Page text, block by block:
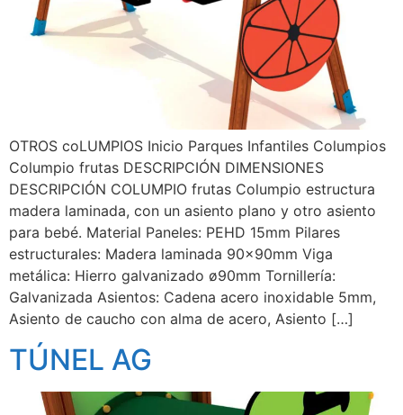
OTROS coLUMPIOS Inicio Parques Infantiles Columpios
Columpio frutas DESCRIPCIÓN DIMENSIONES
DESCRIPCIÓN COLUMPIO frutas Columpio estructura
madera laminada, con un asiento plano y otro asiento
para bebé. Material Paneles: PEHD 15mm Pilares
estructurales: Madera laminada 90x90mm Viga
metálica: Hierro galvanizado ø90mm Tornillería:
Galvanizada Asientos: Cadena acero inoxidable 5mm,
Asiento de caucho con alma de acero, Asiento […]
TÚNEL AG